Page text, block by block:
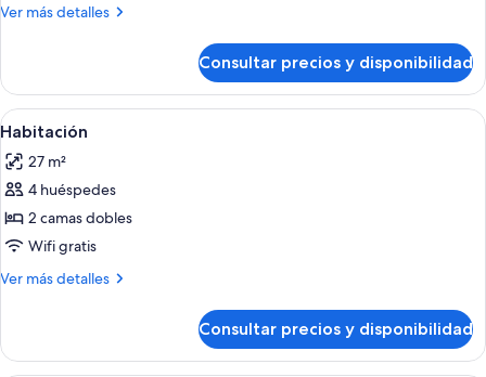
Ver más detalles
Más
(U)
Consultar precios y disponibilidad
Abrir
todas
las
fotos
de
Habitación
Minibar, caja fuerte, espacio para
4
Habitación
27 m²
4 huéspedes
2 camas dobles
Wifi gratis
Ver más detalles
Más
Consultar precios y disponibilidad